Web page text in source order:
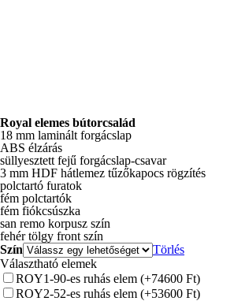
Royal elemes bútorcsalád
18 mm laminált forgácslap
ABS élzárás
süllyesztett fejű forgácslap-csavar
3 mm HDF hátlemez tűzőkapocs rögzítés
polctartó furatok
fém polctartók
fém fiókcsúszka
san remo korpusz szín
fehér tölgy front szín
Szín
Törlés
Választható elemek
ROY1-90-es ruhás elem (+74600 Ft)
ROY2-52-es ruhás elem (+53600 Ft)